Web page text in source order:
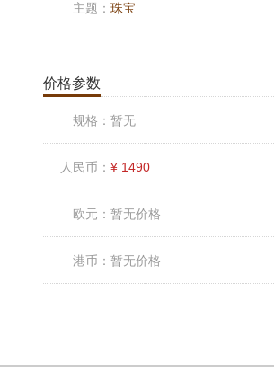
主题： 珠宝
价格参数
规格： 暂无
人民币： ¥ 1490
欧元： 暂无价格
港币： 暂无价格